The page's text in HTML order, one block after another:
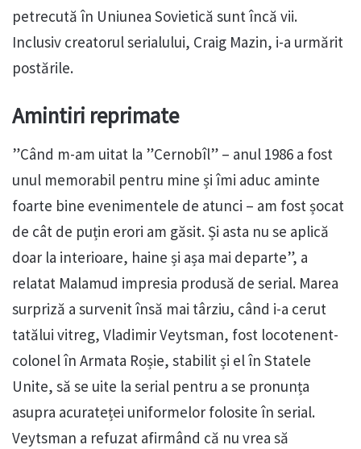
petrecută în Uniunea Sovietică sunt încă vii.
Inclusiv creatorul serialului, Craig Mazin, i-a urmărit
postările.
Amintiri reprimate
”Când m-am uitat la ”Cernobîl” – anul 1986 a fost
unul memorabil pentru mine și îmi aduc aminte
foarte bine evenimentele de atunci – am fost șocat
de cât de puțin erori am găsit. Și asta nu se aplică
doar la interioare, haine și așa mai departe”, a
relatat Malamud impresia produsă de serial. Marea
surpriză a survenit însă mai târziu, când i-a cerut
tatălui vitreg, Vladimir Veytsman, fost locotenent-
colonel în Armata Roșie, stabilit și el în Statele
Unite, să se uite la serial pentru a se pronunța
asupra acurateței uniformelor folosite în serial.
Veytsman a refuzat afirmând că nu vrea să